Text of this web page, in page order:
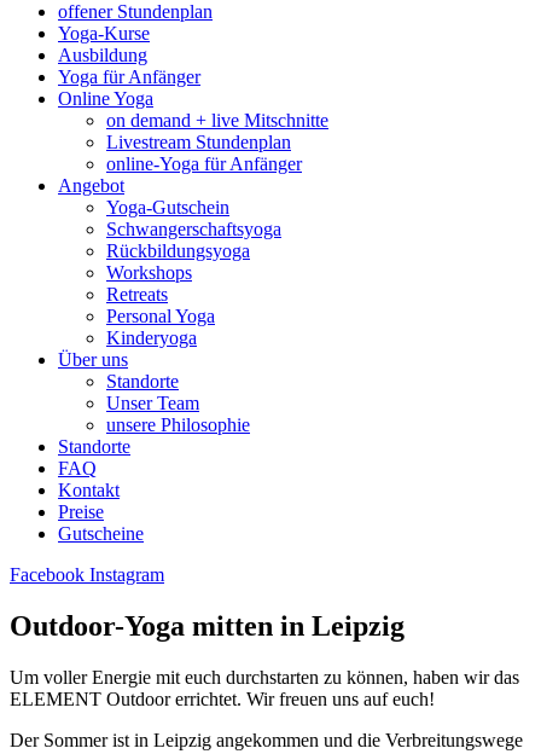
offener Stundenplan
Yoga-Kurse
Ausbildung
Yoga für Anfänger
Online Yoga
on demand + live Mitschnitte
Livestream Stundenplan
online-Yoga für Anfänger
Angebot
Yoga-Gutschein
Schwangerschaftsyoga
Rückbildungsyoga
Workshops
Retreats
Personal Yoga
Kinderyoga
Über uns
Standorte
Unser Team
unsere Philosophie
Standorte
FAQ
Kontakt
Preise
Gutscheine
Facebook Instagram
Outdoor-Yoga mitten in Leipzig
Um voller Energie mit euch durchstarten zu können, haben wir das
ELEMENT Outdoor errichtet. Wir freuen uns auf euch!
Der Sommer ist in Leipzig angekommen und die Verbreitungswege